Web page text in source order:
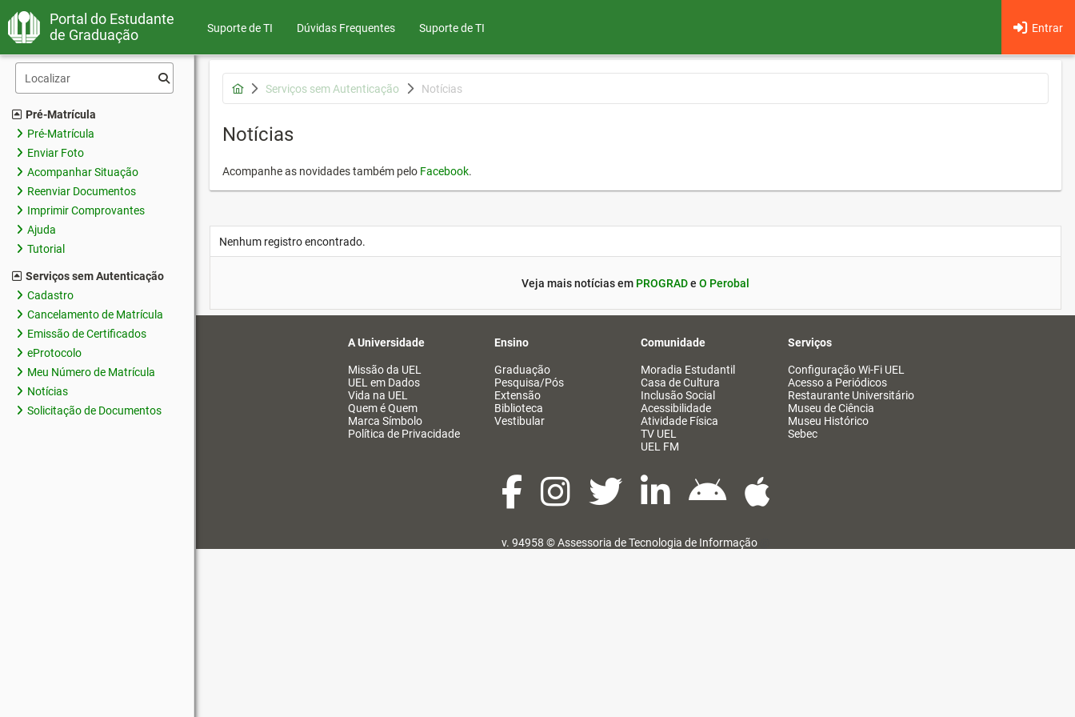
Portal do Estudante
de Graduação
Suporte de TI Dúvidas Frequentes Entrar
Suporte de TI
Pré-Matrícula
Pré-Matrícula
Enviar Foto
Acompanhar Situação
Reenviar Documentos
Imprimir Comprovantes
Ajuda
Tutorial
Serviços sem Autenticação
Cadastro
Cancelamento de Matrícula
Emissão de Certificados
eProtocolo
Meu Número de Matrícula
Notícias
Solicitação de Documentos
Serviços sem Autenticação Notícias
Notícias
Acompanhe as novidades também pelo Facebook.
Nenhum registro encontrado.
Veja mais notícias em PROGRADe O Perobal
A Universidade
Missão da UEL
UEL em Dados
Vida na UEL
Quem é Quem
Marca Símbolo
Política de Privacidade
Ensino
Graduação
Pesquisa/Pós
Extensão
Biblioteca
Vestibular
Comunidade
Moradia Estudantil
Casa de Cultura
Inclusão Social
Acessibilidade
Atividade Física
TV UEL
UEL FM
Serviços
Configuração Wi-Fi UEL
Acesso a Periódicos
Restaurante Universitário
Museu de Ciência
Museu Histórico
Sebec
v. 94958 ©Assessoria de Tecnologia de Informação